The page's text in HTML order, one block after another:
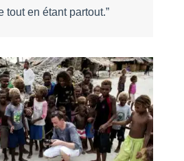
tout en étant partout.”